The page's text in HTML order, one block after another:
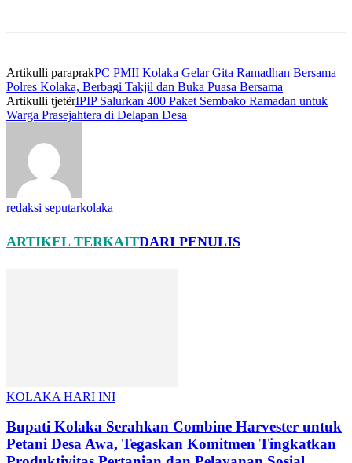
Artikulli paraprakPC PMII Kolaka Gelar Gita Ramadhan Bersama
Polres Kolaka, Berbagi Takjil dan Buka Puasa Bersama
Artikulli tjetërIPIP Salurkan 400 Paket Sembako Ramadan untuk
Warga Prasejahtera di Delapan Desa
redaksi seputarkolaka
ARTIKEL TERKAITDARI PENULIS
KOLAKA HARI INI
Bupati Kolaka Serahkan Combine Harvester untuk
Petani Desa Awa, Tegaskan Komitmen Tingkatkan